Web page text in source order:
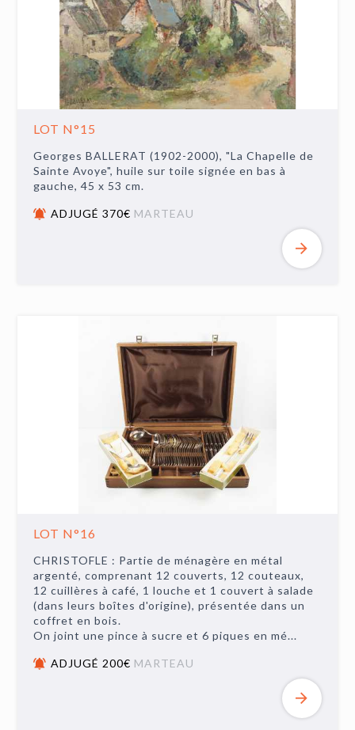
LOT N°15
Georges BALLERAT (1902-2000), "La Chapelle de
Sainte Avoye", huile sur toile signée en bas à
gauche, 45 x 53 cm.
ADJUGÉ 370€ MARTEAU
LOT N°16
CHRISTOFLE : Partie de ménagère en métal
argenté, comprenant 12 couverts, 12 couteaux,
12 cuillères à café, 1 louche et 1 couvert à salade
(dans leurs boîtes d'origine), présentée dans un
coffret en bois.
On joint une pince à sucre et 6 piques en mé...
ADJUGÉ 200€ MARTEAU